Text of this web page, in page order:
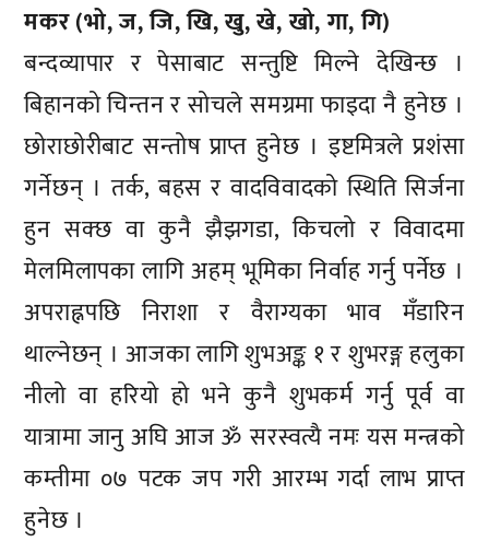
मकर (भो, ज, जि, खि, खु, खे, खो, गा, गि)
बन्दव्यापार र पेसाबाट सन्तुष्टि मिल्ने देखिन्छ ।
बिहानको चिन्तन र सोचले समग्रमा फाइदा नै हुनेछ ।
छोराछोरीबाट सन्तोष प्राप्त हुनेछ । इष्टमित्रले प्रशंसा
गर्नेछन् । तर्क, बहस र वादविवादको स्थिति सिर्जना
हुन सक्छ वा कुनै झैझगडा, किचलो र विवादमा
मेलमिलापका लागि अहम् भूमिका निर्वाह गर्नु पर्नेछ ।
अपराह्नपछि निराशा र वैराग्यका भाव मँडारिन
थाल्नेछन् । आजका लागि शुभअङ्क १ र शुभरङ्ग हलुका
नीलो वा हरियो हो भने कुनै शुभकर्म गर्नु पूर्व वा
यात्रामा जानु अघि आज ॐ सरस्वत्यै नमः यस मन्त्रको
कम्तीमा ०७ पटक जप गरी आरम्भ गर्दा लाभ प्राप्त
हुनेछ ।